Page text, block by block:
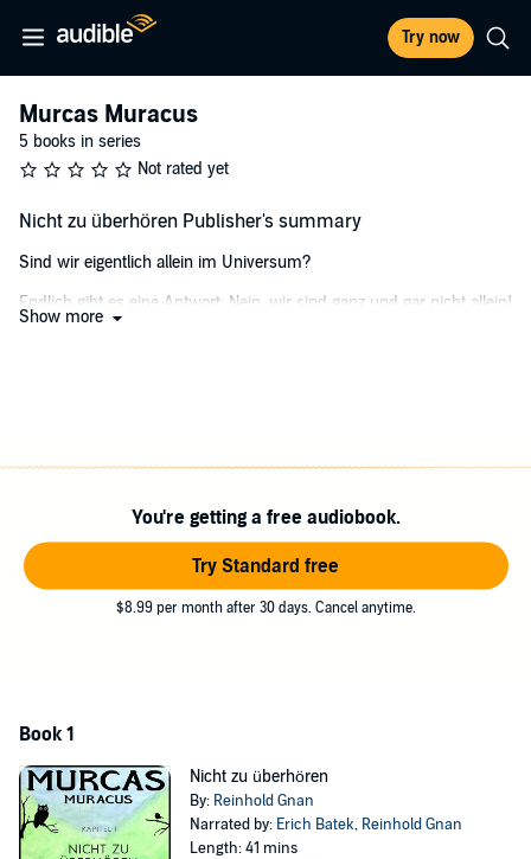
Try now
Murcas Muracus
5 books in series
Not rated yet
Nicht zu überhören Publisher's summary
Sind wir eigentlich allein im Universum?
Endlich gibt es eine Antwort: Nein, wir sind ganz und gar nicht allein!
es plötzlich vorbei mit der Idylle. Von wegen ruhige Sommernacht!
Die Nixalaner-Elfen stehen Kopf, Tiere spielen verrückt.
Es scheint von überall zu kommen.
Es sind spannende, packende Geschichten, die sich da auf dem
Planeten Humidia abspielen. Humidia ist unserer Erde sehr, sehr
ähnlich - und doch so erfrischend anders.
Show more
You're getting a free audiobook.
Try Standard free
$8.99 per month after 30 days. Cancel anytime.
Book 1
Nicht zu überhören
By: Reinhold Gnan
Narrated by: Erich Batek, Reinhold Gnan
Length: 41 mins